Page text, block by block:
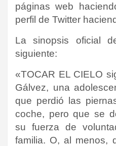
páginas web
perfil de Twitter
La sinopsis oficial
siguiente:
«TOCAR EL CIELO
Gálvez, una
que perdió las
coche, pero que se
su fuerza de
familia. O, al menos,